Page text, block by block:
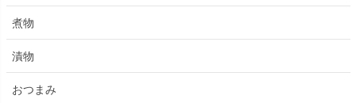
煮物
漬物
おつまみ